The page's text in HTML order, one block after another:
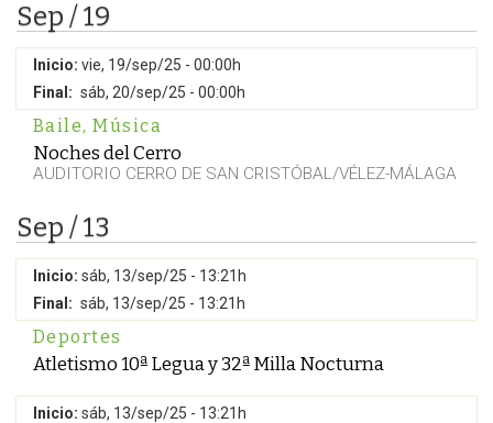
Sep / 19
Inicio: vie, 19/sep/25 - 00:00h
Final: sáb, 20/sep/25 - 00:00h
Baile, Música
Noches del Cerro
AUDITORIO CERRO DE SAN CRISTÓBAL/VÉLEZ-MÁLAGA
Sep / 13
Inicio: sáb, 13/sep/25 - 13:21h
Final: sáb, 13/sep/25 - 13:21h
Deportes
Atletismo 10ª Legua y 32ª Milla Nocturna
Inicio: sáb, 13/sep/25 - 13:21h